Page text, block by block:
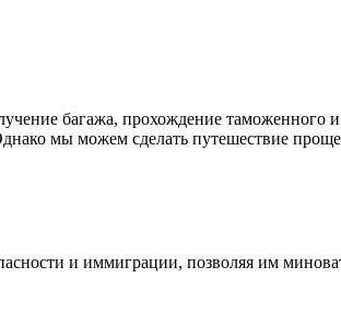
багажа, прохождение таможенного и
мы можем сделать путешествие
и иммиграции, позволяя им